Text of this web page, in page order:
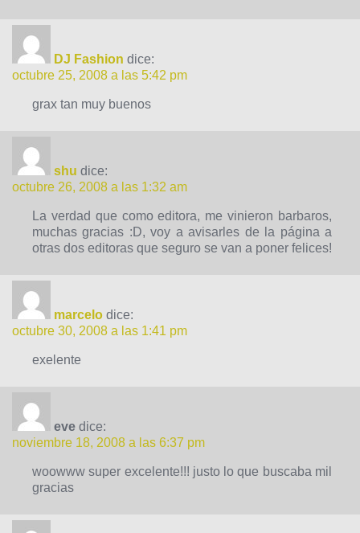
DJ Fashion dice:
octubre 25, 2008 a las 5:42 pm
grax tan muy buenos
shu dice:
octubre 26, 2008 a las 1:32 am
La verdad que como editora, me vinieron barbaros,
muchas gracias :D, voy a avisarles de la página a
otras dos editoras que seguro se van a poner felices!
marcelo dice:
octubre 30, 2008 a las 1:41 pm
exelente
eve dice:
noviembre 18, 2008 a las 6:37 pm
woowww super excelente!!! justo lo que buscaba mil
gracias